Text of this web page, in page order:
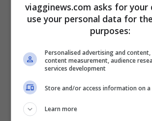
bellezze naturali.
viagginews.com asks for your
use your personal data for
purposes:
Personalised advertising and
content measurement, audience
services development
Store and/or access information on a
Learn more